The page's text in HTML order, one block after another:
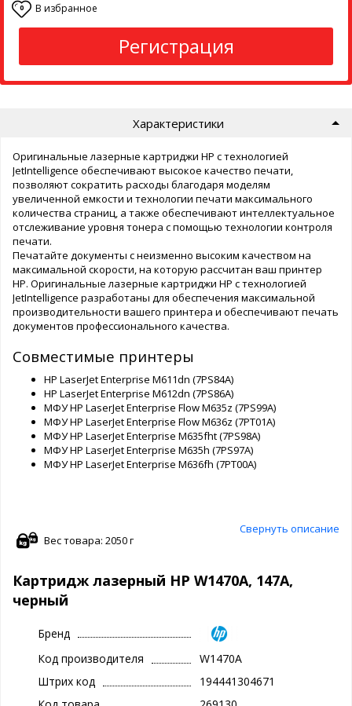
0 В избранное
Регистрация
Характеристики
Оригинальные лазерные картриджи HP с технологией
JetIntelligence обеспечивают высокое качество печати,
позволяют сократить расходы благодаря моделям
увеличенной емкости и технологии печати максимального
количества страниц, а также обеспечивают интеллектуальное
отслеживание уровня тонера с помощью технологии контроля
печати.
Печатайте документы с неизменно высоким качеством на
максимальной скорости, на которую рассчитан ваш принтер
HP. Оригинальные лазерные картриджи HP с технологией
JetIntelligence разработаны для обеспечения максимальной
производительности вашего принтера и обеспечивают печать
документов профессионального качества.
Совместимые принтеры
HP LaserJet Enterprise M611dn (7PS84A)
HP LaserJet Enterprise M612dn (7PS86A)
МФУ HP LaserJet Enterprise Flow M635z (7PS99A)
МФУ HP LaserJet Enterprise Flow M636z (7PT01A)
МФУ HP LaserJet Enterprise M635fht (7PS98A)
МФУ HP LaserJet Enterprise M635h (7PS97A)
МФУ HP LaserJet Enterprise M636fh (7PT00A)
Свернуть описание
Вес товара: 2050 г
Картридж лазерный HP W1470A, 147A,
черный
Бренд
Код производителя
W1470A
Штрих код
194441304671